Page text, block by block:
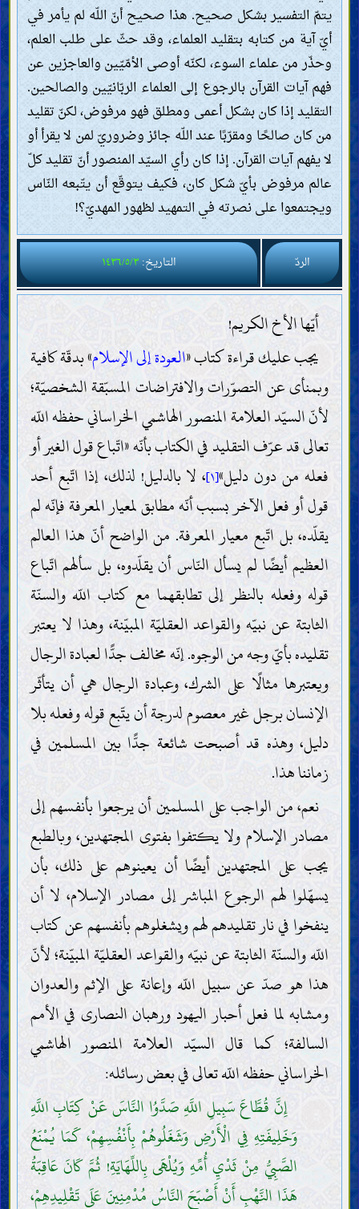
يتمّ التفسير بشكل صحيح. هذا صحيح أنّ اللّه لم يأمر في
أيّ آية من كتابه بتقليد العلماء، وقد حثّ على طلب العلم،
وحذّر من علماء السوء، لكنّه أوصى الأمّيّين والعاجزين عن
فهم آيات القرآن بالرجوع إلى العلماء الربّانيّين والصالحين.
التقليد إذا كان بشكل أعمى ومطلق فهو مرفوض، لكنّ تقليد
من كان صالحًا ومقرّبًا عند اللّه جائز وضروريّ لمن لا يقرأ أو
لا يفهم آيات القرآن. إذا كان رأي السيّد المنصور أنّ تقليد كلّ
عالم مرفوض بأيّ شكل كان، فكيف يتوقّع أن يتّبعه النّاس
ويجتمعوا على نصرته في التمهيد لظهور المهديّ؟!
الردّ التاريخ:١٤٣٦/٥/٣
أيّها الأخ الكريم!
يجب عليك قراءة كتاب «العودة إلى الإسلام» بدقّة كافية
وبمنأى عن التصوّرات والافتراضات المسبّقة الشخصيّة؛
لأنّ السيّد العلامة المنصور الهاشمي الخراساني حفظه اللّه
تعالى قد عرّف التقليد في الكتاب بأنّه «اتّباع قول الغير أو
فعله من دون دليل»[١] ، لا بالدليل! لذلك، إذا اتّبع أحد
قول أو فعل الآخر بسبب أنّه مطابق لمعيار المعرفة فإنّه لم
يقلّده، بل اتّبع معيار المعرفة. من الواضح أنّ هذا العالم
العظيم أيضًا لم يسأل النّاس أن يقلّدوه، بل سألهم اتّباع
قوله وفعله بالنظر إلى تطابقهما مع كتاب اللّه والسنّة
الثابتة عن نبيّه والقواعد العقليّة المبيّنة، وهذا لا يعتبر
تقليده بأيّ وجه من الوجوه. إنّه مخالف جدًّا لعبادة الرجال
ويعتبرها مثالًا على الشرك، وعبادة الرجال هي أن يتأثّر
الإنسان برجل غير معصوم لدرجة أن يتّبع قوله وفعله بلا
دليل، وهذه قد أصبحت شائعة جدًّا بين المسلمين في
زماننا هذا.
نعم، من الواجب على المسلمين أن يرجعوا بأنفسهم إلى
مصادر الإسلام ولا يكتفوا بفتوى المجتهدين، وبالطبع
يجب على المجتهدين أيضًا أن يعينوهم على ذلك، بأن
يسهّلوا لهم الرجوع المباشر إلى مصادر الإسلام، لا أن
ينفخوا في نار تقليدهم لهم ويشغلوهم بأنفسهم عن كتاب
اللّه والسنّة الثابتة عن نبيّه والقواعد العقليّة المبيّنة؛ لأنّ
هذا هو صدّ عن سبيل اللّه وإعانة على الإثم والعدوان
ومشابه لما فعل أحبار اليهود ورهبان النصارى في الأمم
السالفة؛ كما قال السيّد العلامة المنصور الهاشمي
الخراساني حفظه اللّه تعالى في بعض رسائله:
إِنَّ قُطَّاعَ سَبِيلِ اللَّهِ صَدَّوُا النَّاسَ عَنْ كِتَابِ اللَّهِ
وَخَلِيفَتِهِ فِي الْأَرْضِ وَشَغَلُوهُمْ بِأَنْفُسِهِمْ، كَمَا يُمْنَعُ
الصَّبِيُّ مِنْ ثَدْيِ أُمِّهِ وَيُلْهَى بِاللِّهَايَةِ! ثُمَّ كَانَ عَاقِبَةُ
هَذَا النَّهْبِ أَنْ أَصْبَحَ النَّاسُ مُدْمِنِينَ عَلَى تَقْلِيدِهِمْ،